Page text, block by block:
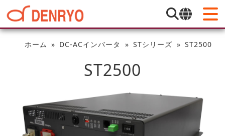
ホーム DC-ACインバータ STシリーズ ST2500
ST2500